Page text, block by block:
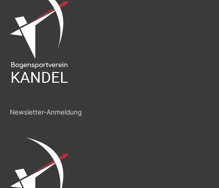
Newsletter-Anmeldung